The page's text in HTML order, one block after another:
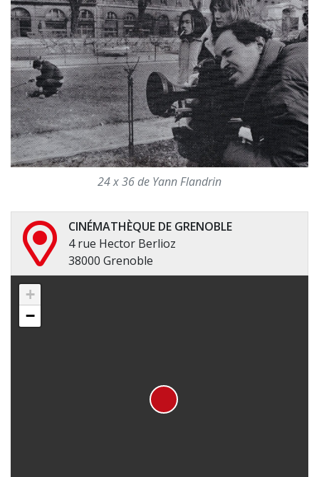
24 x 36 de Yann Flandrin
CINÉMATHÈQUE DE GRENOBLE
4 rue Hector Berlioz
38000 Grenoble
+
−